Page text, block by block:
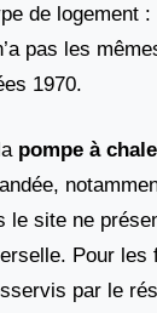
de logement
pas les
1970.
pompe à
le site ne
Pour les
par le